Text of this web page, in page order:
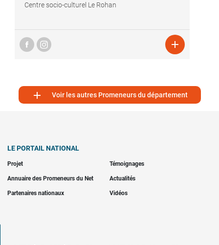
Centre socio-culturel Le Rohan

 Voir les autres Promeneurs du département
LE PORTAIL NATIONAL
Projet Témoignages
Annuaire des Promeneurs du Net Actualités
Partenaires nationaux Vidéos